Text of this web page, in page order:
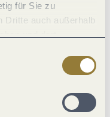
für Sie zu
Dritte auch außerhalb
Auswahl "Alle
in der Nutzung